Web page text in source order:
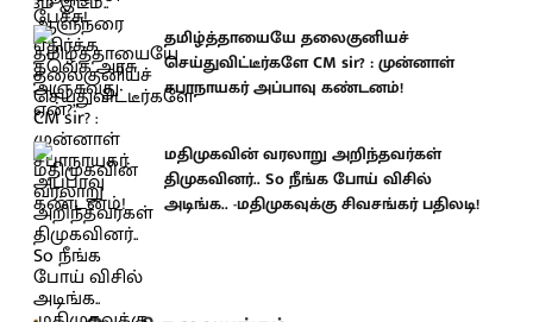
தமிழ்த்தாயையே தலைகுனியச்
செய்துவிட்டீர்களே CM sir? : முன்னாள்
சபாநாயகர் அப்பாவு கண்டனம்!
மதிமுகவின் வரலாறு அறிந்தவர்கள்
திமுகவினர்.. So நீங்க போய் விசில்
அடிங்க.. -மதிமுகவுக்கு சிவசங்கர் பதிலடி!